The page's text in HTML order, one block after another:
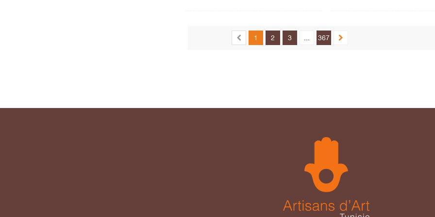
1 2 3 367